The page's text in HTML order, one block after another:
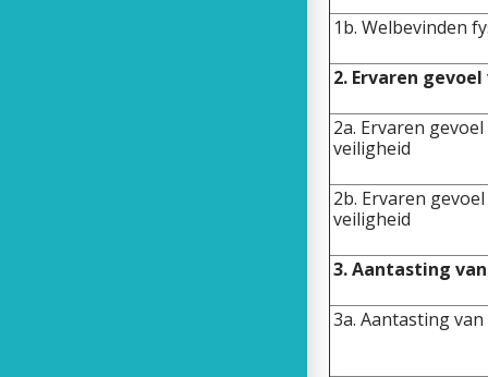
1b. Welbevinden
2. Ervaren
2a. Ervaren
veiligheid
2b. Ervaren
veiligheid
3. Aantasting
3a. Aantasting